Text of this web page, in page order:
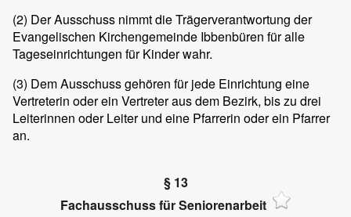
(2) Der Ausschuss nimmt die Trägerverantwortung der
Evangelischen Kirchengemeinde Ibbenbüren für alle
Tageseinrichtungen für Kinder wahr.
(3) Dem Ausschuss gehören für jede Einrichtung eine
Vertreterin oder ein Vertreter aus dem Bezirk, bis zu drei
Leiterinnen oder Leiter und eine Pfarrerin oder ein Pfarrer
an.
§ 13
Fachausschuss für Seniorenarbeit